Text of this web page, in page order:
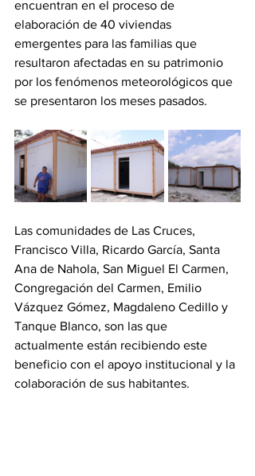
encuentran en el proceso de
elaboración de 40 viviendas
emergentes para las familias que
resultaron afectadas en su patrimonio
por los fenómenos meteorológicos que
se presentaron los meses pasados.
Las comunidades de Las Cruces,
Francisco Villa, Ricardo García, Santa
Ana de Nahola, San Miguel El Carmen,
Congregación del Carmen, Emilio
Vázquez Gómez, Magdaleno Cedillo y
Tanque Blanco, son las que
actualmente están recibiendo este
beneficio con el apoyo institucional y la
colaboración de sus habitantes.